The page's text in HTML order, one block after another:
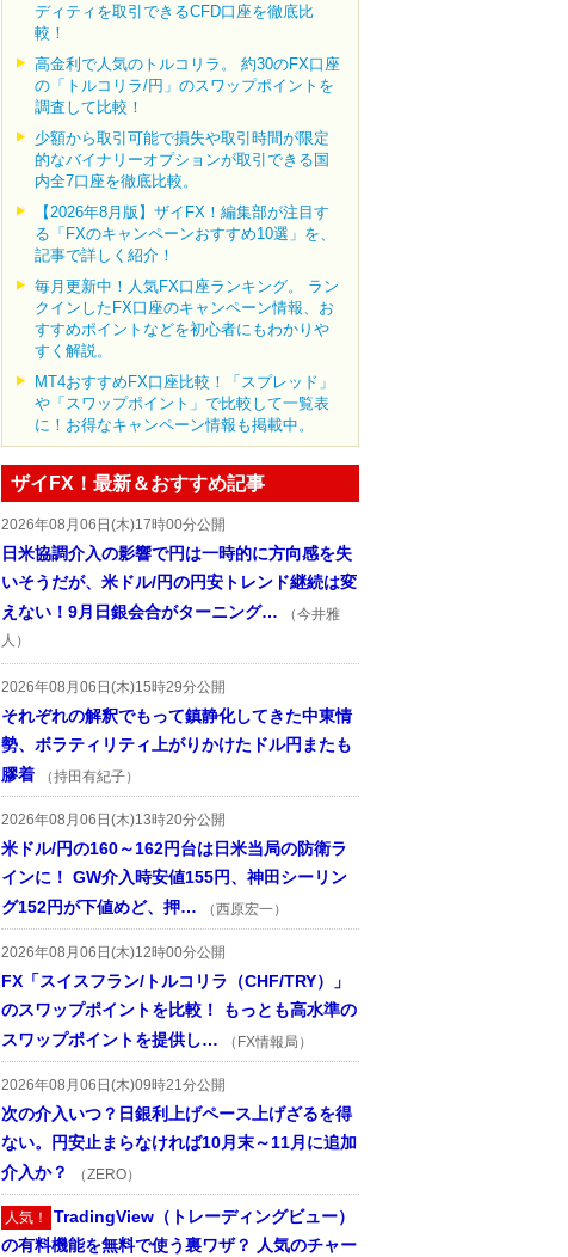
ディティを取引できるCFD口座を徹底比
較！
高金利で人気のトルコリラ。 約30のFX口座
の「トルコリラ/円」のスワップポイントを
調査して比較！
少額から取引可能で損失や取引時間が限定
的なバイナリーオプションが取引できる国
内全7口座を徹底比較。
【2026年8月版】ザイFX！編集部が注目す
る「FXのキャンペーンおすすめ10選」を、
記事で詳しく紹介！
毎月更新中！人気FX口座ランキング。 ラン
クインしたFX口座のキャンペーン情報、お
すすめポイントなどを初心者にもわかりや
すく解説。
MT4おすすめFX口座比較！「スプレッド」
や「スワップポイント」で比較して一覧表
に！お得なキャンペーン情報も掲載中。
ザイFX！最新＆おすすめ記事
2026年08月06日(木)17時00分公開
日米協調介入の影響で円は一時的に方向感を失
いそうだが、米ドル/円の円安トレンド継続は変
えない！9月日銀会合がターニング…
（今井雅
人）
2026年08月06日(木)15時29分公開
それぞれの解釈でもって鎮静化してきた中東情
勢、ボラティリティ上がりかけたドル円またも
膠着
（持田有紀子）
2026年08月06日(木)13時20分公開
米ドル/円の160～162円台は日米当局の防衛ラ
インに！ GW介入時安値155円、神田シーリン
グ152円が下値めど、押…
（西原宏一）
2026年08月06日(木)12時00分公開
FX「スイスフラン/トルコリラ（CHF/TRY）」
のスワップポイントを比較！ もっとも高水準の
スワップポイントを提供し…
（FX情報局）
2026年08月06日(木)09時21分公開
次の介入いつ？日銀利上げペース上げざるを得
ない。円安止まらなければ10月末～11月に追加
介入か？
（ZERO）
人気！ TradingView（トレーディングビュー）
の有料機能を無料で使う裏ワザ？ 人気のチャー